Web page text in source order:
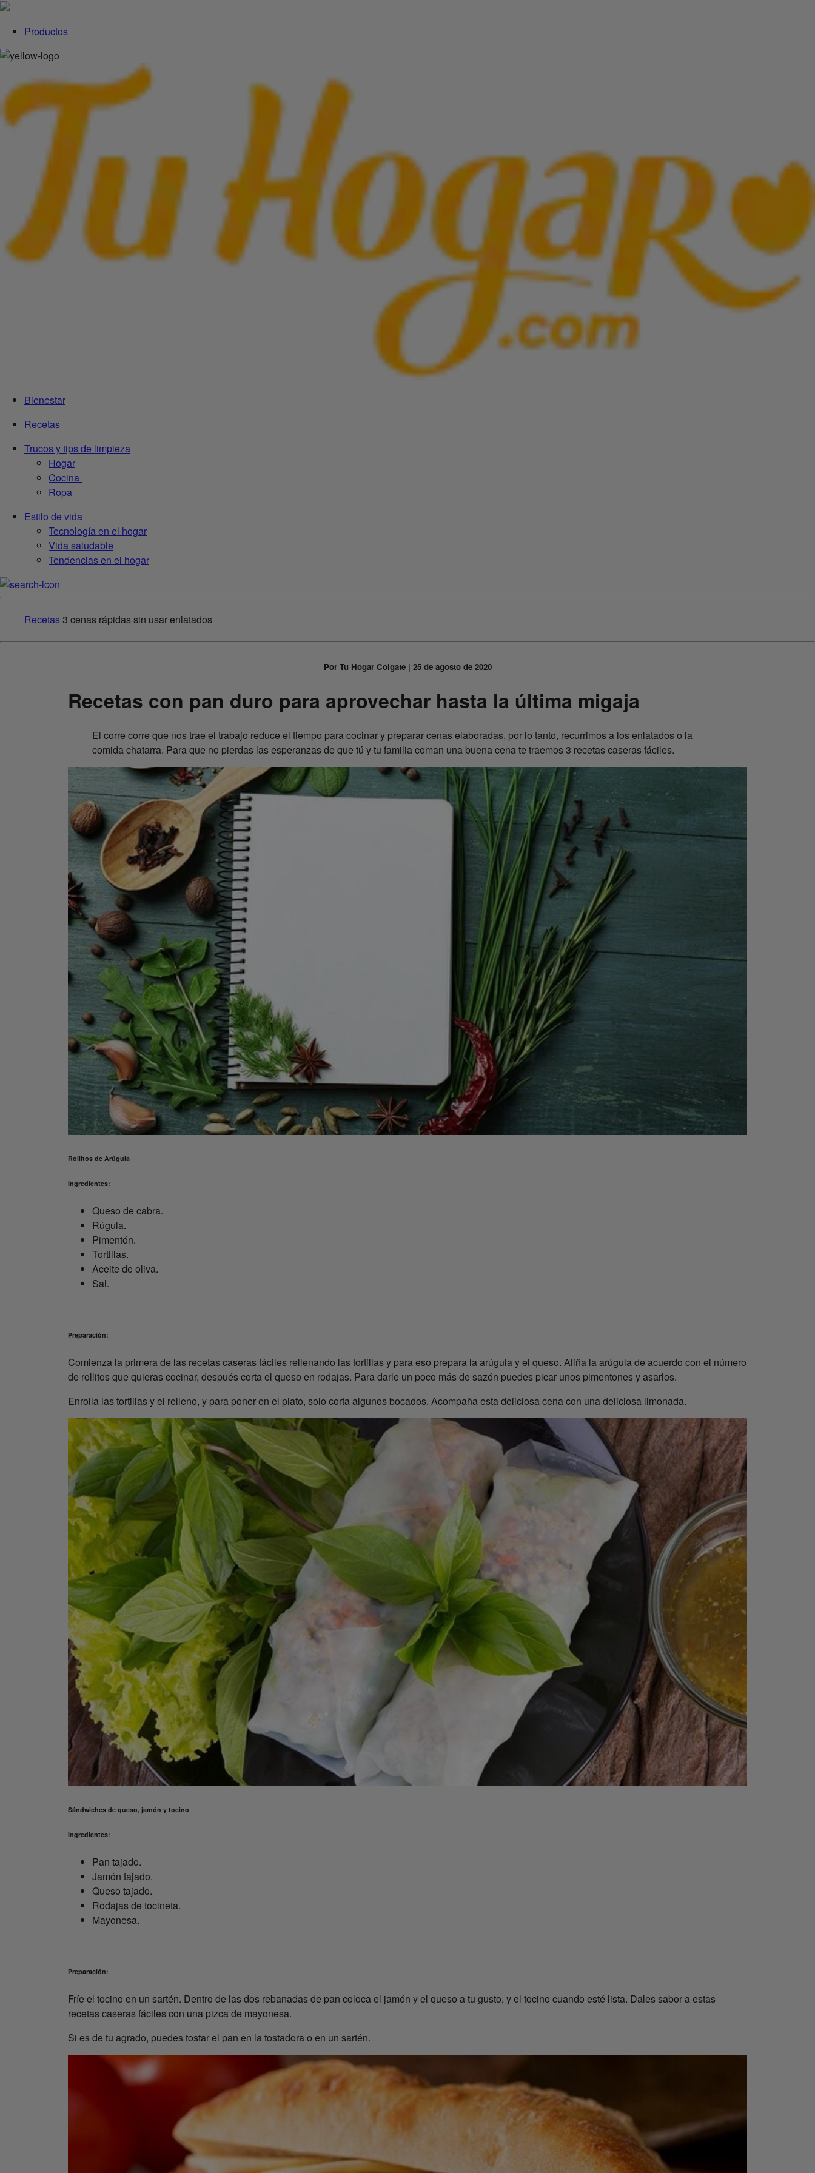
Productos
Bienestar
Recetas
Trucos y tips de limpieza
Hogar
Cocina
Ropa
Estilo de vida
Tecnología en el hogar
Vida saludable
Tendencias en el hogar
Recetas3 cenas rápidas sin usar enlatados
Por Tu Hogar Colgate | 25 de agosto de 2020
Recetas con pan duro para aprovechar hasta la última migaja
El corre corre que nos trae el trabajo reduce el tiempo para cocinar y preparar cenas elaboradas, por lo tanto, recurrimos a los enlatados o la
comida chatarra. Para que no pierdas las esperanzas de que tú y tu familia coman una buena cena te traemos 3 recetas caseras fáciles.
Rollitos de Arúgula
Ingredientes:
Queso de cabra.
Rúgula.
Pimentón.
Tortillas.
Aceite de oliva.
Sal.
Preparación:
Comienza la primera de las recetas caseras fáciles rellenando las tortillas y para eso prepara la arúgula y el queso. Aliña la arúgula de acuerdo con el número
de rollitos que quieras cocinar, después corta el queso en rodajas. Para darle un poco más de sazón puedes picar unos pimentones y asarlos.
Enrolla las tortillas y el relleno, y para poner en el plato, solo corta algunos bocados. Acompaña esta deliciosa cena con una deliciosa limonada.
Sándwiches de queso, jamón y tocino
Ingredientes:
Pan tajado.
Jamón tajado.
Queso tajado.
Rodajas de tocineta.
Mayonesa.
Preparación:
Fríe el tocino en un sartén. Dentro de las dos rebanadas de pan coloca el jamón y el queso a tu gusto, y el tocino cuando esté lista. Dales sabor a estas
recetas caseras fáciles con una pizca de mayonesa.
Si es de tu agrado, puedes tostar el pan en la tostadora o en un sartén.